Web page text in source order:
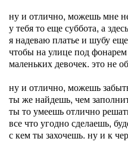
ну и отлично, можешь мне
у тебя то еще суббота, а
я надеваю платье и шубу
чтобы на улице под
маленьких девочек. это не
ну и отлично, можешь
ты же найдешь, чем
ты то умеешь отлично
все что угодно сделаешь,
с кем ты захочешь. ну и к